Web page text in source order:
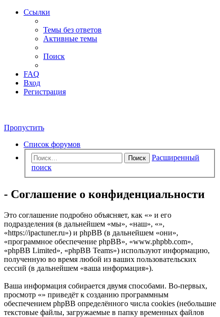
Ссылки
Темы без ответов
Активные темы
Поиск
FAQ
Вход
Регистрация
Пропустить
Список форумов
Поиск
Расширенный
поиск
- Соглашение о конфиденциальности
Это соглашение подробно объясняет, как «» и его
подразделения (в дальнейшем «мы», «наш», «»,
«https://ipactuner.ru») и phpBB (в дальнейшем «они»,
«программное обеспечение phpBB», «www.phpbb.com»,
«phpBB Limited», «phpBB Teams») используют информацию,
полученную во время любой из ваших пользовательских
сессий (в дальнейшем «ваша информация»).
Ваша информация собирается двумя способами. Во-первых,
просмотр «» приведёт к созданию программным
обеспечением phpBB определённого числа cookies (небольшие
текстовые файлы, загружаемые в папку временных файлов